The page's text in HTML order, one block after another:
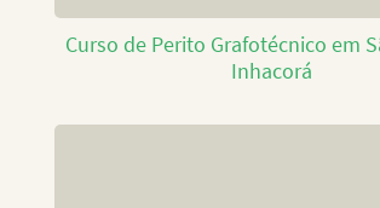
Curso de Perito Grafotécnico em
Inhacorá